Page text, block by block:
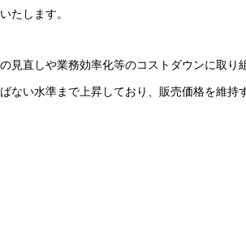
たします。
見直しや業務効率化等のコストダウンに取
ない水準まで上昇しており、販売価格を維